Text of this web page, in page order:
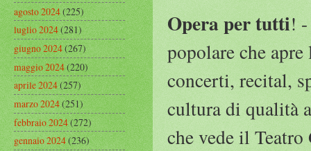
Opera per tutti!
popolare che
concerti, recital,
cultura di qualità
che vede il
agosto 2024(225)
luglio 2024(281)
giugno 2024(267)
maggio 2024(220)
aprile 2024(257)
marzo 2024(251)
febbraio 2024(272)
gennaio 2024(236)